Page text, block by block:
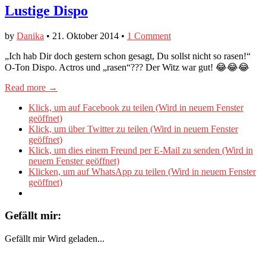
Lustige Dispo
by Danika • 21. Oktober 2014 • 1 Comment
„Ich hab Dir doch gestern schon gesagt, Du sollst nicht so rasen!“
O-Ton Dispo. Actros und „rasen“??? Der Witz war gut! 😂😂😂
Read more →
Klick, um auf Facebook zu teilen (Wird in neuem Fenster
geöffnet)
Klick, um über Twitter zu teilen (Wird in neuem Fenster
geöffnet)
Klick, um dies einem Freund per E-Mail zu senden (Wird in
neuem Fenster geöffnet)
Klicken, um auf WhatsApp zu teilen (Wird in neuem Fenster
geöffnet)
Gefällt mir:
Gefällt mir Wird geladen...